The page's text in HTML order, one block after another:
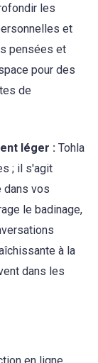
les
et
pensées et
pour des
de
léger : Tohla
; il s'agit
dans vos
le badinage,
à la
dans les